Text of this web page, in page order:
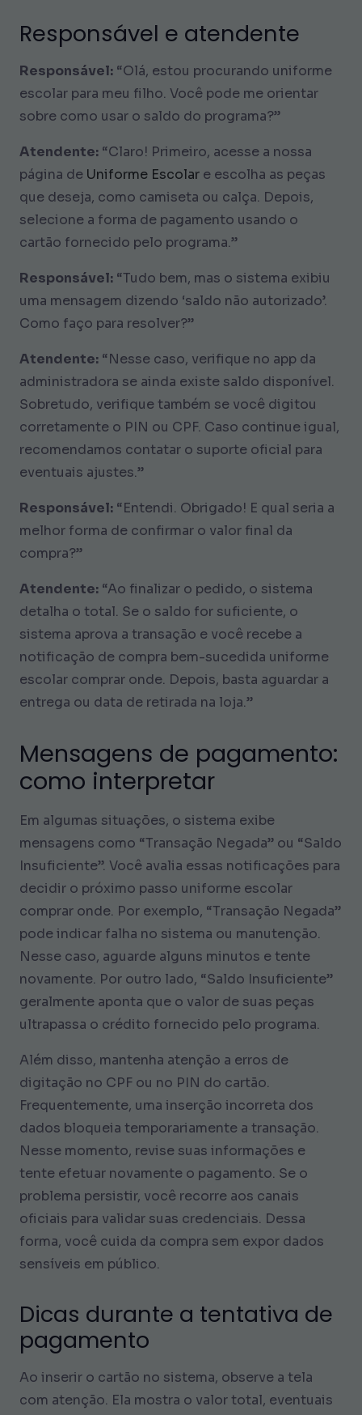
Responsável e atendente
Responsável: “Olá, estou procurando uniforme
escolar para meu filho. Você pode me orientar
sobre como usar o saldo do programa?”
Atendente: “Claro! Primeiro, acesse a nossa
página de Uniforme Escolar e escolha as peças
que deseja, como camiseta ou calça. Depois,
selecione a forma de pagamento usando o
cartão fornecido pelo programa.”
Responsável: “Tudo bem, mas o sistema exibiu
uma mensagem dizendo ‘saldo não autorizado’.
Como faço para resolver?”
Atendente: “Nesse caso, verifique no app da
administradora se ainda existe saldo disponível.
Sobretudo, verifique também se você digitou
corretamente o PIN ou CPF. Caso continue igual,
recomendamos contatar o suporte oficial para
eventuais ajustes.”
Responsável: “Entendi. Obrigado! E qual seria a
melhor forma de confirmar o valor final da
compra?”
Atendente: “Ao finalizar o pedido, o sistema
detalha o total. Se o saldo for suficiente, o
sistema aprova a transação e você recebe a
notificação de compra bem-sucedida uniforme
escolar comprar onde. Depois, basta aguardar a
entrega ou data de retirada na loja.”
Mensagens de pagamento:
como interpretar
Em algumas situações, o sistema exibe
mensagens como “Transação Negada” ou “Saldo
Insuficiente”. Você avalia essas notificações para
decidir o próximo passo uniforme escolar
comprar onde. Por exemplo, “Transação Negada”
pode indicar falha no sistema ou manutenção.
Nesse caso, aguarde alguns minutos e tente
novamente. Por outro lado, “Saldo Insuficiente”
geralmente aponta que o valor de suas peças
ultrapassa o crédito fornecido pelo programa.
Além disso, mantenha atenção a erros de
digitação no CPF ou no PIN do cartão.
Frequentemente, uma inserção incorreta dos
dados bloqueia temporariamente a transação.
Nesse momento, revise suas informações e
tente efetuar novamente o pagamento. Se o
problema persistir, você recorre aos canais
oficiais para validar suas credenciais. Dessa
forma, você cuida da compra sem expor dados
sensíveis em público.
Dicas durante a tentativa de
pagamento
Ao inserir o cartão no sistema, observe a tela
com atenção. Ela mostra o valor total, eventuais